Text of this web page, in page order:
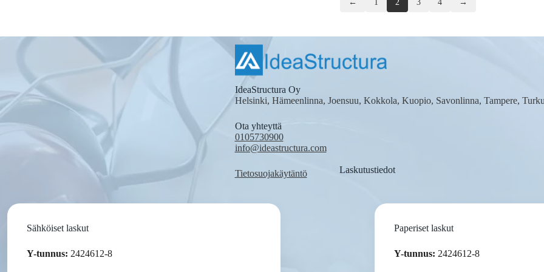
← 2 3 4 →
IdeaStructura Oy
Helsinki, Hämeenlinna, Joensuu, Kokkola, Kuopio, Savonlinna, Tampere,
Ota yhteyttä
0105730900
info@ideastructura.com
Tietosuojakäytäntö Laskutustiedot
Sähköiset laskut
Y-tunnus: 2424612-8
Paperiset laskut
Y-tunnus: 2424612-8